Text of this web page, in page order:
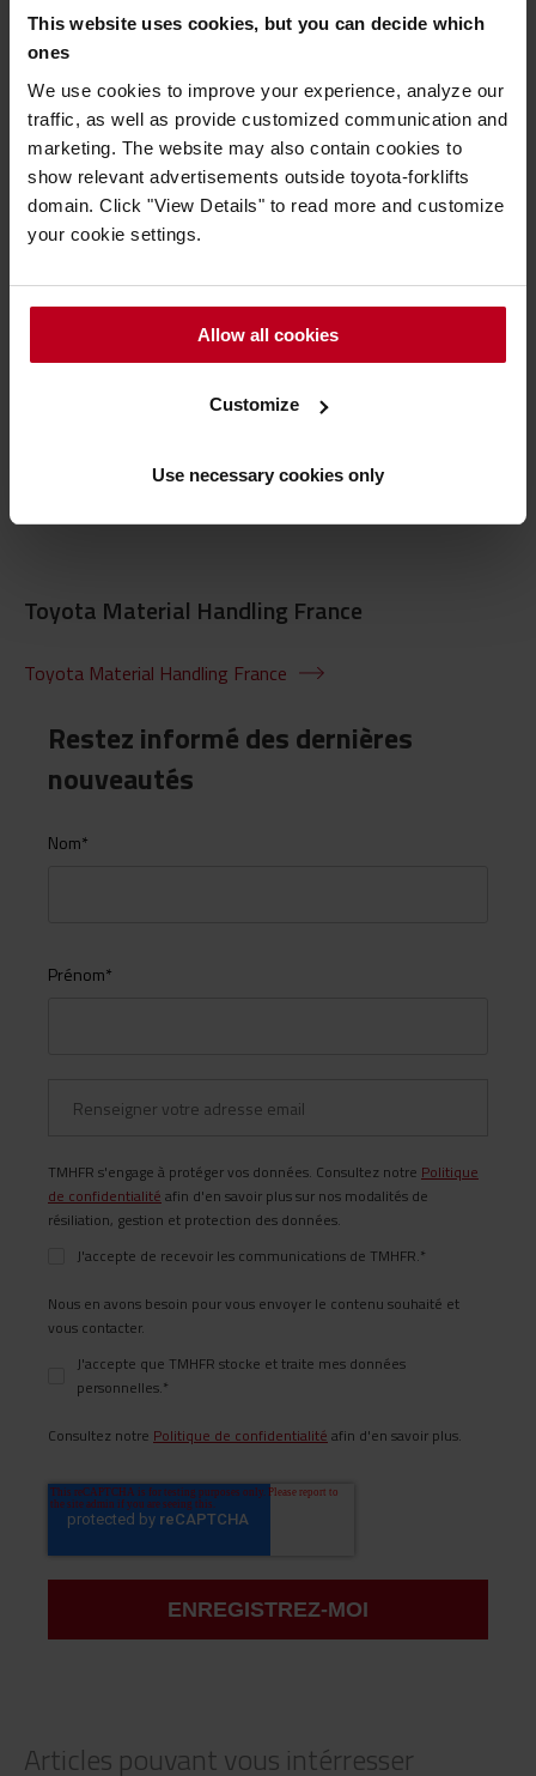
This website uses cookies, but you can decide which
ones
We use cookies to improve your experience, analyze our
traffic, as well as provide customized communication and
marketing. The website may also contain cookies to
show relevant advertisements outside toyota-forklifts
domain. Click "View Details" to read more and customize
your cookie settings.
Allow all cookies
Customize
Use necessary cookies only
D'AUTOMATISATION TOYOTA
En savoir plus sur les solutions
automatisées
Stockez plus et économisez davantage avec les navettes
de Toyota Material Handling >
Toyota Material Handling France
Toyota Material Handling France
Restez informé des dernières
nouveautés
Nom*
Prénom*
TMHFR s'engage à protéger vos données. Consultez notre Politique
de confidentialité afin d'en savoir plus sur nos modalités de
résiliation, gestion et protection des données.
J'accepte de recevoir les communications de TMHFR.*
Nous en avons besoin pour vous envoyer le contenu souhaité et
vous contacter.
J'accepte que TMHFR stocke et traite mes données
personnelles.*
Consultez notre Politique de confidentialité afin d'en savoir plus.
Articles pouvant vous intérresser